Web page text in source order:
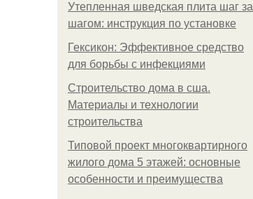
Утепленная шведская плита шаг за
шагом: инструкция по установке
Гексикон: Эффективное средство
для борьбы с инфекциями
Строительство дома в сша.
Материалы и технологии
строительства
Типовой проект многоквартирного
жилого дома 5 этажей: основные
особенности и преимущества